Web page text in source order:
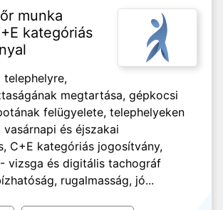
munka
kategóriás
telephelyre,
megtartása, gépkocsi
felügyelete, telephelyeken
és éjszakai
C+E kategóriás jogosítvány,
vizsga és digitális tachográf
rugalmasság, jó...